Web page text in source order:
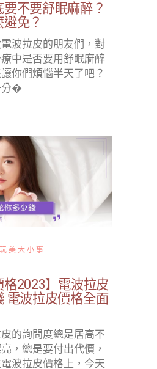
不要舒眠麻醉？
免？
波拉皮的朋友們，對
中是否要用舒眠麻醉
你們煩惱半天了吧？
分�
玩美大小事
格2023】電波拉皮
電波拉皮價格全面
的詢問度總是居高不
，總是要付出代價，
波拉皮價格上，今天